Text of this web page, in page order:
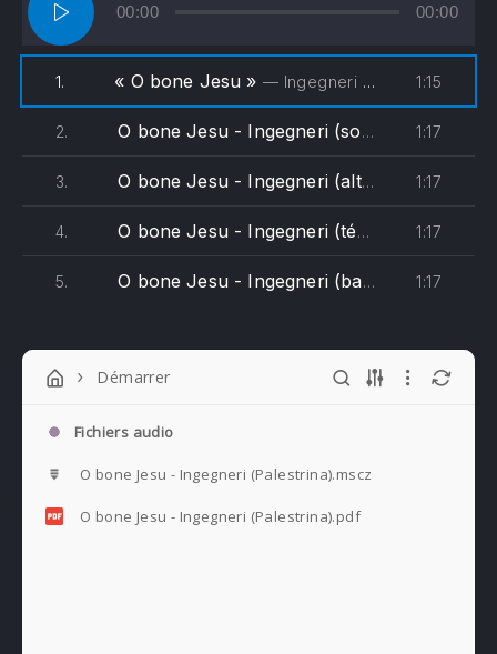
audio
00:00 00:00
1. « O bone Jesu » — Ingegneri - Vox Humana Chamber Choir 1:15
2. O bone Jesu - Ingegneri (soprane) 1:17
3. O bone Jesu - Ingegneri (alto) 1:17
4. O bone Jesu - Ingegneri (ténor) 1:17
5. O bone Jesu - Ingegneri (basse) 1:17
Démarrer
Fichiers audio
O bone Jesu - Ingegneri (Palestrina).mscz
O bone Jesu - Ingegneri (Palestrina).pdf